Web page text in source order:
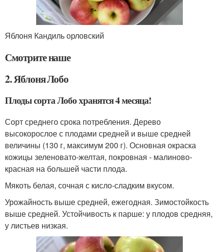
Яблоня Кандиль орловский
Смотрите наше
2. Яблоня Лобо
Плоды сорта Лобо хранятся 4 месяца!
Сорт среднего срока потребления. Дерево
высокорослое с плодами средней и выше средней
величины (130 г, максимум 200 г). Основная окраска
кожицы зеленовато-желтая, покровная - малиново-
красная на большей части плода.
Мякоть белая, сочная с кисло-сладким вкусом.
Урожайность выше средней, ежегодная. Зимостойкость
выше средней. Устойчивость к парше: у плодов средняя,
у листьев низкая.